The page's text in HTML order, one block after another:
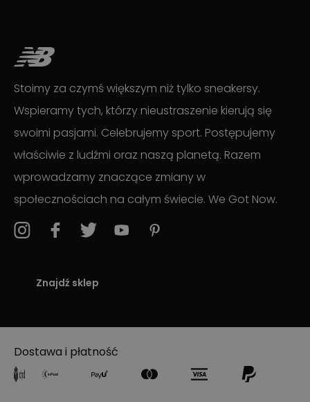
Stoimy za czymś większym niż tylko sneakersy.
Wspieramy tych, którzy nieustraszenie kierują się
swoimi pasjami. Celebrujemy sport. Postępujemy
właściwie z ludźmi oraz naszą planetą. Razem
wprowadzamy znaczące zmiany w
społecznościach na całym świecie. We Got Now.
Znajdź sklep
Dostawa i płatność